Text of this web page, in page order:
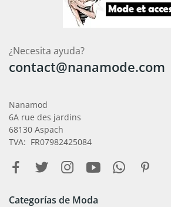
¿Necesita ayuda?
contact@nanamode.com
Nanamod
6A rue des jardins
68130 Aspach
TVA: FR07982425084
Categorías de Moda